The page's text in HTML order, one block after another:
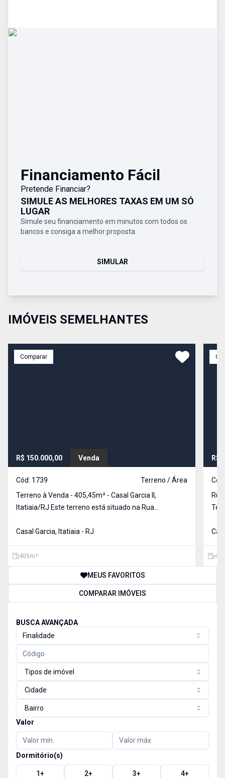
Financiamento Fácil
Pretende Financiar?
SIMULE AS MELHORES TAXAS EM UM SÓ
LUGAR
Simule seu financiamento em minutos com todos os
bancos e consiga a melhor proposta.
SIMULAR
IMÓVEIS SEMELHANTES
Comparar
R$ 150.000,00 Venda
Cód: 1739
Terreno / Área
Terreno à Venda - 405,45m² - Casal Garcia II,
Itatiaia/RJ Este terreno está situado na Rua
Casal Garcia, Itatiaia - RJ
405m²
R$
Rua
448
MEUS FAVORITOS
COMPARAR IMÓVEIS
BUSCA AVANÇADA
Finalidade
Tipos de imóvel
Cidade
Bairro
Valor
Dormitório(s)
1+ 2+ 3+ 4+